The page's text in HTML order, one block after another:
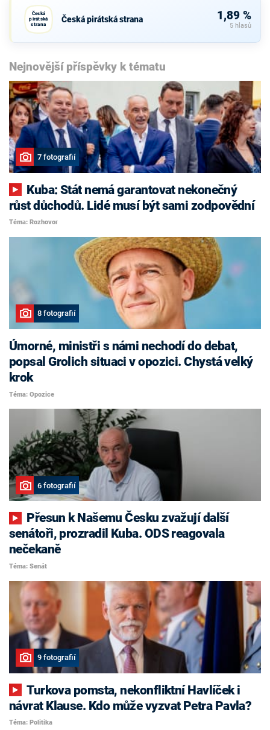
Česká
pirátská
strana
Česká pirátská strana 1,89 %
5 hlasů
Nejnovější příspěvky k tématu
7 fotografií
růst důchodů. Lidé musí být sami zodpovědní
Téma: Rozhovor
8 fotografií
Úmorné, ministři s námi nechodí do debat,
popsal Grolich situaci v opozici. Chystá velký
krok
Téma: Opozice
6 fotografií
senátoři, prozradil Kuba. ODS reagovala
nečekaně
Téma: Senát
9 fotografií
Turkova pomsta, nekonfliktní Havlíček i
návrat Klause. Kdo může vyzvat Petra Pavla?
Téma: Politika